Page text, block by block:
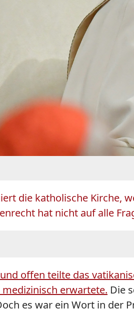
die katholische Kirche,
hat nicht auf alle
offen teilte das
erwartete. Die
es war ein Wort in der